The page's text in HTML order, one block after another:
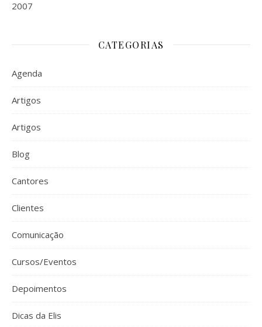
2007
CATEGORIAS
Agenda
Artigos
Artigos
Blog
Cantores
Clientes
Comunicação
Cursos/Eventos
Depoimentos
Dicas da Elis